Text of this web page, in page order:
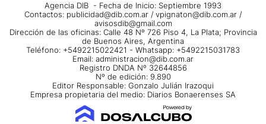
Agencia DIB - Fecha de Inicio: Septiembre 1993
Contactos: publicidad@dib.com.ar / vpignaton@dib.com.ar /
avisosdib@gmail.com
Dirección de las oficinas: Calle 48 Nº 726 Piso 4, La Plata; Provincia
de Buenos Aires, Argentina
Teléfono: +5492215022421 - Whatsapp: +5492215031783
Email: administracion@dib.com.ar
Registro DNDA Nº 32644856
Nº de edición: 9.890
Editor Responsable: Gonzalo Julián Irazoqui
Empresa propietaria del medio: Diarios Bonaerenses SA